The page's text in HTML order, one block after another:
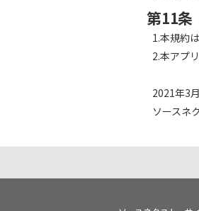
第11条
1.本規約
2.本アプ
2021年3月
ソースネ